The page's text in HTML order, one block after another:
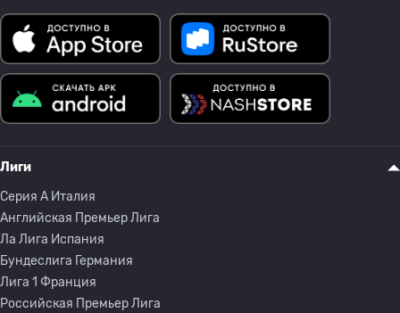
Лиги
Серия A Италия
Английская Премьер Лига
Ла Лига Испания
Бундеслига Германия
Лига 1 Франция
Российская Премьер Лига